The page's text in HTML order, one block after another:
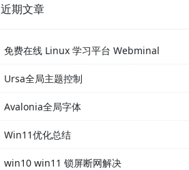
近期文章
免费在线 Linux 学习平台 Webminal
Ursa全局主题控制
Avalonia全局字体
Win11优化总结
win10 win11 锁屏断网解决